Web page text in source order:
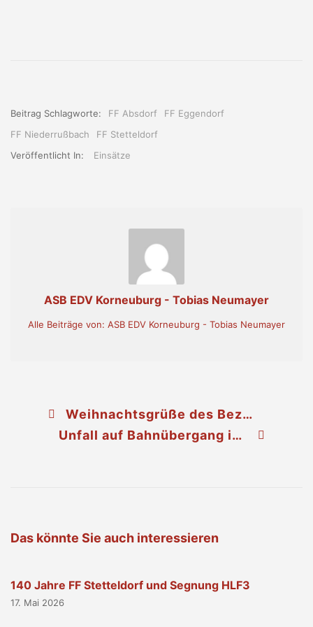
Beitrag Schlagworte: FF Absdorf
FF Eggendorf
FF Niederrußbach
FF Stetteldorf
Veröffentlicht In:
Einsätze
ASB EDV Korneuburg - Tobias Neumayer
Alle Beiträge von: ASB EDV Korneuburg - Tobias Neumayer
Weihnachtsgrüße des Bezirksfeuerwehrkommandanten LFR Wilfried Kargl
Unfall auf Bahnübergang in Oberolberndorf
Das könnte Sie auch interessieren
140 Jahre FF Stetteldorf und Segnung HLF3
17. Mai 2026